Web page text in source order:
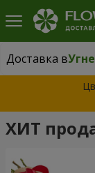
Доставка в
Доставка в
ХИТ